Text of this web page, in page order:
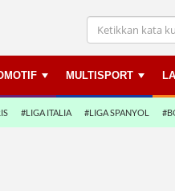
MULTISPORT
#LIGA ITALIA #LIGA SPANYOL